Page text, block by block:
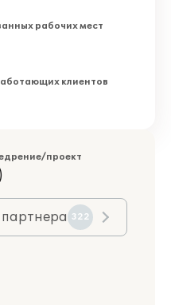
рабочих мест
клиентов
проект
322